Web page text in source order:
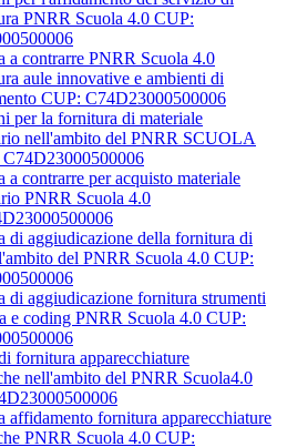
PNRR Scuola 4.0 CUP:
a contrarre PNRR Scuola 4.0
aule innovative e ambienti di
CUP: C74D23000500006
per la fornitura di materiale
nell'ambito del PNRR SCUOLA
a contrarre per acquisto materiale
PNRR Scuola 4.0
di aggiudicazione della fornitura di
del PNRR Scuola 4.0 CUP:
di aggiudicazione fornitura strumenti
e coding PNRR Scuola 4.0 CUP:
fornitura apparecchiature
nell'ambito del PNRR Scuola4.0
affidamento fornitura apparecchiature
PNRR Scuola 4.0 CUP: